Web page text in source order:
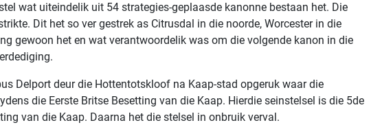
wat uiteindelik uit 54 strategies-geplaasde kanonne bestaan het. Die
Dit het so ver gestrek as Citrusdal in die noorde, Worcester in die
gewoon het en wat verantwoordelik was om die volgende kanon in die
Delport deur die Hottentotskloof na Kaap-stad opgeruk waar die
die Eerste Britse Besetting van die Kaap. Hierdie seinstelsel is die 5de
van die Kaap. Daarna het die stelsel in onbruik verval.